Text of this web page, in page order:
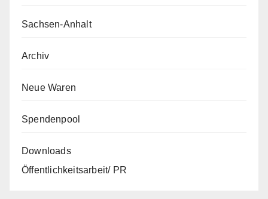
Sachsen-Anhalt
Archiv
Neue Waren
Spendenpool
Downloads
Öffentlichkeitsarbeit/ PR